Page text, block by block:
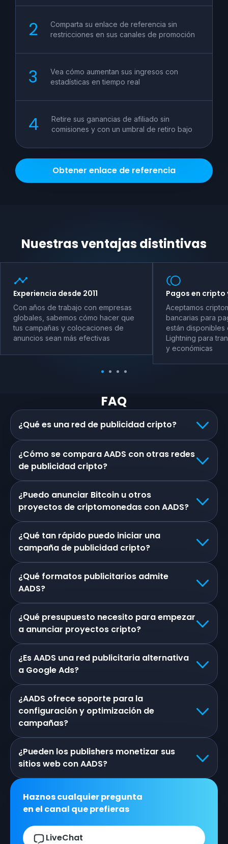
Comparta su enlace de referencia sin
restricciones en sus canales de promoción
Vea cómo aumentan sus ingresos con
estadísticas en tiempo real
Retire sus ganancias de afiliado sin
comisiones y con un umbral de retiro bajo
Obtener enlace de referencia
Nuestras ventajas distintivas
Experiencia desde 2011
Con años de trabajo con empresas
globales, sabemos cómo hacer que
tus campañas y colocaciones de
anuncios sean más efectivas
Pagos en cripto
Aceptamos
bancarias para
están disponibles
Lightning para
y económicas
FAQ
¿Qué es una red de publicidad cripto?
¿Cómo se compara AADS con otras redes
de publicidad cripto?
¿Puedo anunciar Bitcoin u otros
proyectos de criptomonedas con AADS?
¿Qué tan rápido puedo iniciar una
campaña de publicidad cripto?
¿Qué formatos publicitarios admite
AADS?
¿Qué presupuesto necesito para empezar
a anunciar proyectos cripto?
¿Es AADS una red publicitaria alternativa
a Google Ads?
¿AADS ofrece soporte para la
configuración y optimización de
campañas?
¿Pueden los publishers monetizar sus
sitios web con AADS?
Haznos cualquier pregunta
en el canal que prefieras
LiveChat